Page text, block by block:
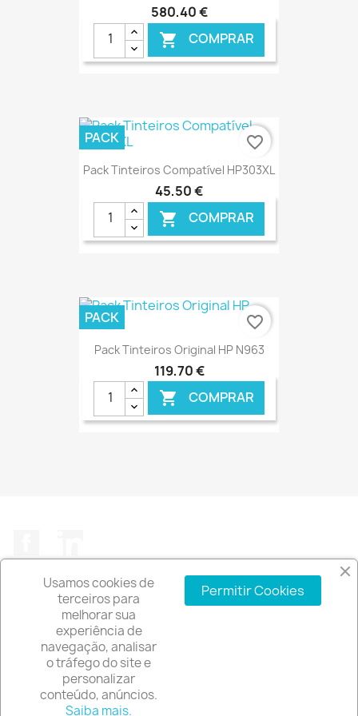
580,40 €
 COMPRAR
€ ONLINE
Pack Tinteiros Compatível HP303XL
45,50 €
 COMPRAR
€ ONLINE
PACK favorite_border
Pack Tinteiros Original HP N963
119,70 €
 COMPRAR
PACK favorite_border
A EMPRESA
INFORMAÇÃO DA LOJA
© 2026 - Software de comércio eletrónico por
Usamos cookies de
terceiros para
melhorar sua
experiência de
navegação, analisar
o tráfego do site e
personalizar
conteúdo, anúncios.
Saiba mais.
Permitir Cookies